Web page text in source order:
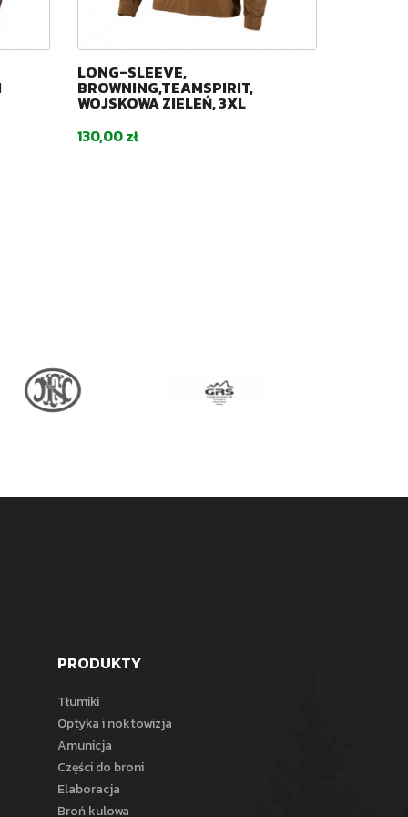
LONG-SLEEVE,
BROWNING,TEAMSPIRIT,
WOJSKOWA ZIELEŃ, 3XL
Cena
130,00 zł
PRODUKTY
Tłumiki
Optyka i noktowizja
Amunicja
Części do broni
Elaboracja
Broń kulowa